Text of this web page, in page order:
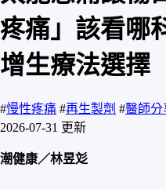
疼痛」該看哪
增生療法選擇
#慢性疼痛 #再生製劑 #醫師分
2026-07-31 更新
潮健康／林昱彣